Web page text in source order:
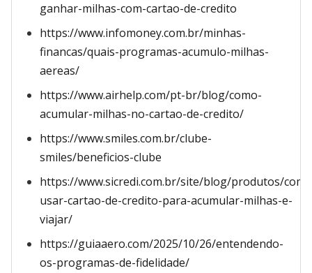
ganhar-milhas-com-cartao-de-credito
https://www.infomoney.com.br/minhas-
financas/quais-programas-acumulo-milhas-
aereas/
https://www.airhelp.com/pt-br/blog/como-
acumular-milhas-no-cartao-de-credito/
https://www.smiles.com.br/clube-
smiles/beneficios-clube
https://www.sicredi.com.br/site/blog/produtos/
usar-cartao-de-credito-para-acumular-milhas-e-
viajar/
https://guiaaero.com/2025/10/26/entendendo-
os-programas-de-fidelidade/